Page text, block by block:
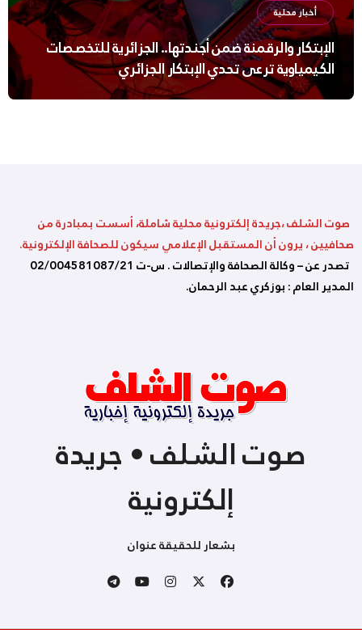
أخبار محلية
الإبتكار والرقمنة ضمن أجندتها.. الجزائرية للتخصصات
الكيمياوية ترعى تحدي الإبتكار الجزائري
صوت الشلف ،جريدة إلكترونية محلية شاملة، أسست بمبادرة من
صحافيين ، يرون أن المستقبل الإعلامي سيكون للصحافة الإلكترونية.
تصدر عن – وكالة الصحافة والإتصالات . س-ت 02/004581087/21
المدير العام : بوزكري عبد الرحمان.
صوت الشلف • جريدة
إلكترونية
بشعار للحقيقة عنوان